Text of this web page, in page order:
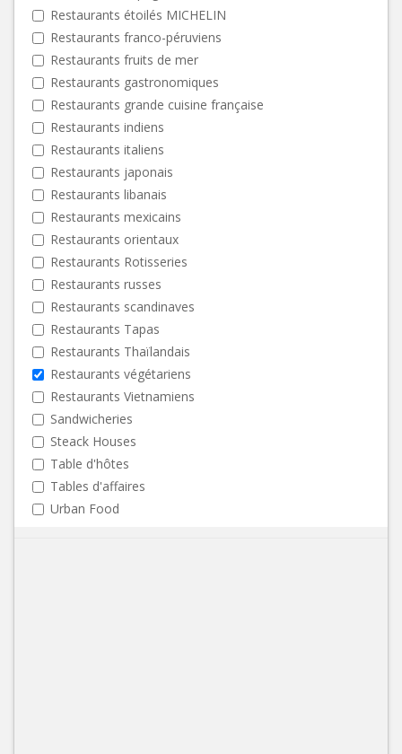
Restaurants étoilés MICHELIN
Restaurants franco-péruviens
Restaurants fruits de mer
Restaurants gastronomiques
Restaurants grande cuisine française
Restaurants indiens
Restaurants italiens
Restaurants japonais
Restaurants libanais
Restaurants mexicains
Restaurants orientaux
Restaurants Rotisseries
Restaurants russes
Restaurants scandinaves
Restaurants Tapas
Restaurants Thaïlandais
Restaurants végétariens
Restaurants Vietnamiens
Sandwicheries
Steack Houses
Table d'hôtes
Tables d'affaires
Urban Food